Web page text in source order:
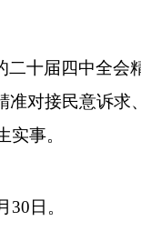
二十届四中全会
准对接民意诉
实事。
30 日。